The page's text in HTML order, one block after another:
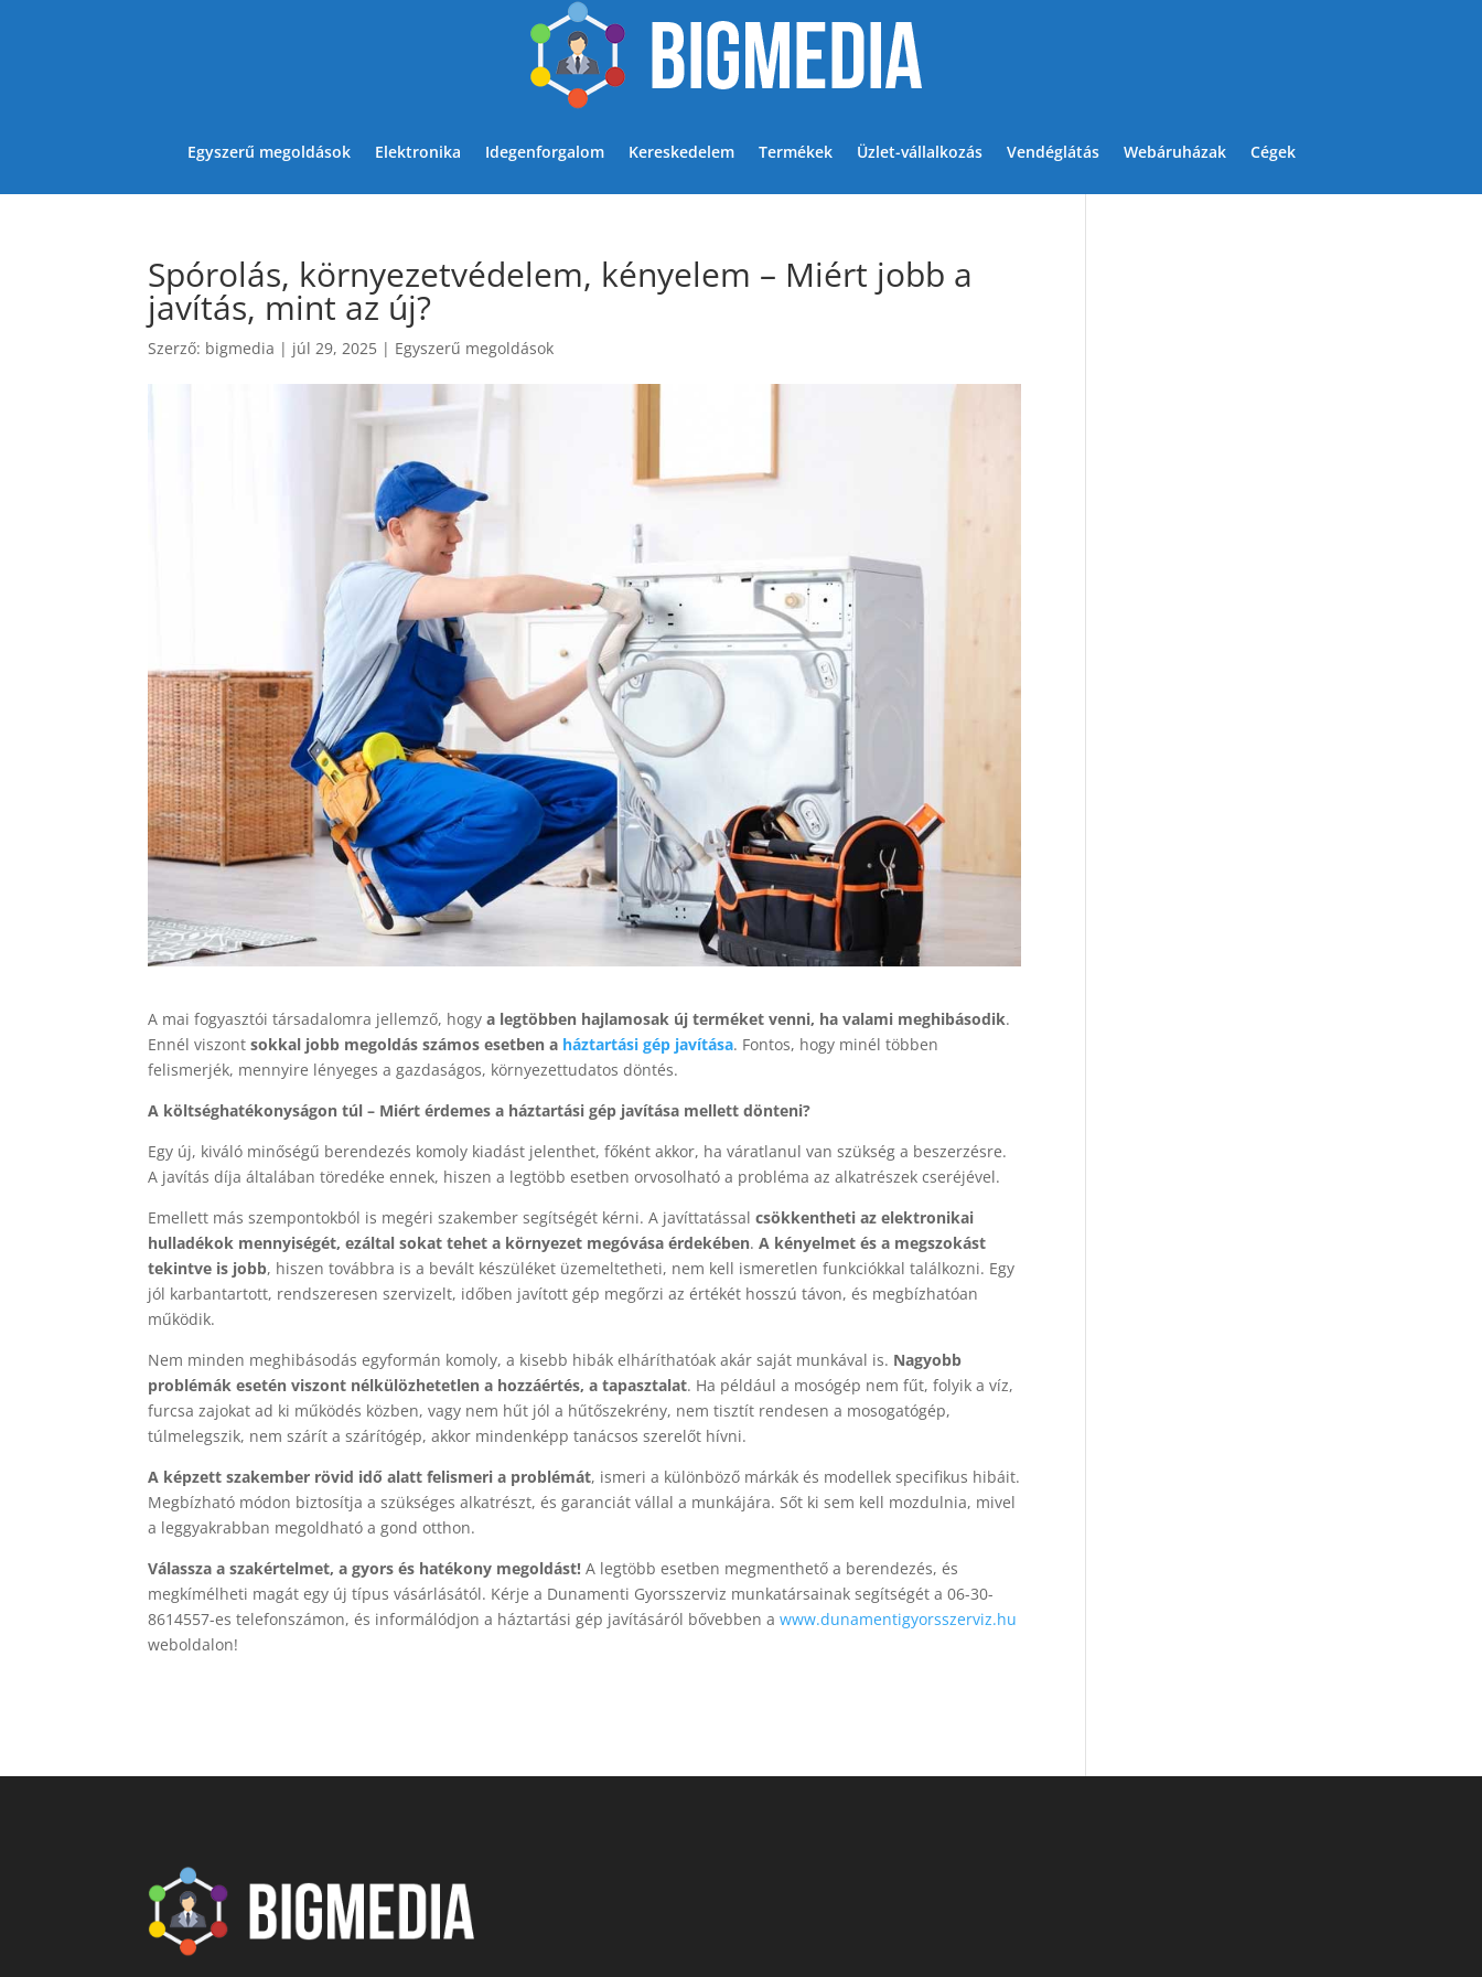
Egyszerű megoldások Elektronika Idegenforgalom Kereskedelem Termékek Üzlet-vállalkozás Vendéglátás Webáruházak Cégek
Spórolás, környezetvédelem, kényelem – Miért jobb a
javítás, mint az új?
Szerző: bigmedia | júl 29, 2025 | Egyszerű megoldások
A mai fogyasztói társadalomra jellemző, hogy a legtöbben hajlamosak új terméket venni, ha valami meghibásodik.
Ennél viszontsokkal jobb megoldás számos esetben a háztartási gép javítása. Fontos, hogy minél többen
felismerjék, mennyire lényeges a gazdaságos, környezettudatos döntés.
A költséghatékonyságon túl – Miért érdemes a háztartási gép javítása mellett dönteni?
Egy új, kiváló minőségű berendezés komoly kiadást jelenthet, főként akkor, ha váratlanul van szükség a beszerzésre.
A javítás díja általában töredéke ennek, hiszen a legtöbb esetben orvosolható a probléma az alkatrészek cseréjével.
Emellett más szempontokból is megéri szakember segítségét kérni. A javíttatássalcsökkentheti az elektronikai
hulladékok mennyiségét, ezáltal sokat tehet a környezet megóvása érdekében.A kényelmet és a megszokást
tekintve is jobb, hiszen továbbra is a bevált készüléket üzemeltetheti, nem kell ismeretlen funkciókkal találkozni. Egy
jól karbantartott, rendszeresen szervizelt, időben javított gép megőrzi az értékét hosszú távon, és megbízhatóan
működik.
Nem minden meghibásodás egyformán komoly, a kisebb hibák elháríthatóak akár saját munkával is. Nagyobb
problémák esetén viszont nélkülözhetetlen a hozzáértés, a tapasztalat. Ha például a mosógép nem fűt, folyik a víz,
furcsa zajokat ad ki működés közben, vagy nem hűt jól a hűtőszekrény, nem tisztít rendesen a mosogatógép,
túlmelegszik, nem szárít a szárítógép, akkor mindenképp tanácsos szerelőt hívni.
A képzett szakember rövid idő alatt felismeri a problémát, ismeri a különböző márkák és modellek specifikus hibáit.
Megbízható módon biztosítja a szükséges alkatrészt, és garanciát vállal a munkájára. Sőt ki sem kell mozdulnia, mivel
a leggyakrabban megoldható a gond otthon.
Válassza a szakértelmet, a gyors és hatékony megoldást!A legtöbb esetben megmenthető a berendezés, és
megkímélheti magát egy új típus vásárlásától. Kérje a Dunamenti Gyorsszerviz munkatársainak segítségét a 06-30-
8614557-es telefonszámon, és informálódjon a háztartási gép javításáról bővebben awww.dunamentigyorsszerviz.hu
weboldalon!